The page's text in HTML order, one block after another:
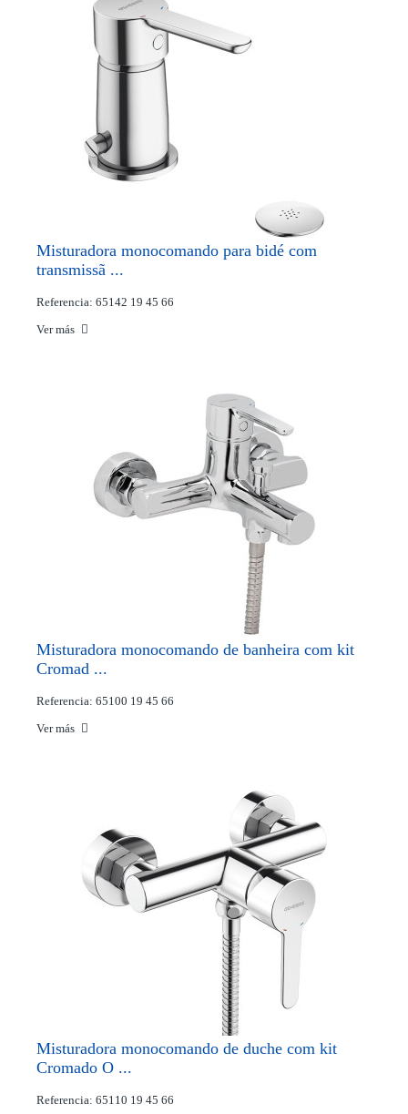
Misturadora monocomando para bidé com
transmissã ...
Referencia: 65142 19 45 66
Ver más
Misturadora monocomando de banheira com kit
Cromad ...
Referencia: 65100 19 45 66
Ver más
Misturadora monocomando de duche com kit
Cromado O ...
Referencia: 65110 19 45 66